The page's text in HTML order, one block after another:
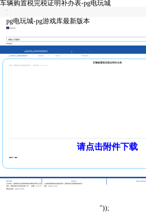
车辆购置税完税证明补办表-pg电玩城
| |
|
pg电玩城-pg游戏库最新版本
征纳互动
本站热词：
pg电玩城-pg游戏库最新版本
pg电玩城-pg游戏库最新版本
车辆购置税完税证明补办表
来源：国家税务总局海南省税务局 发布日期：2017-03-01
请点击附件下载
附件下载:
网站管理 | 访问统计 联系pg电玩城
主办单位：国家税务总局海南省税务局网站管理办公室
pg游戏库最新版本的版权所有：国家税务总局海南省税务局
地址：海南省海口市龙昆北路10号
邮编：570125
电话：0898-12366
网站标识码：bm29210001
"));